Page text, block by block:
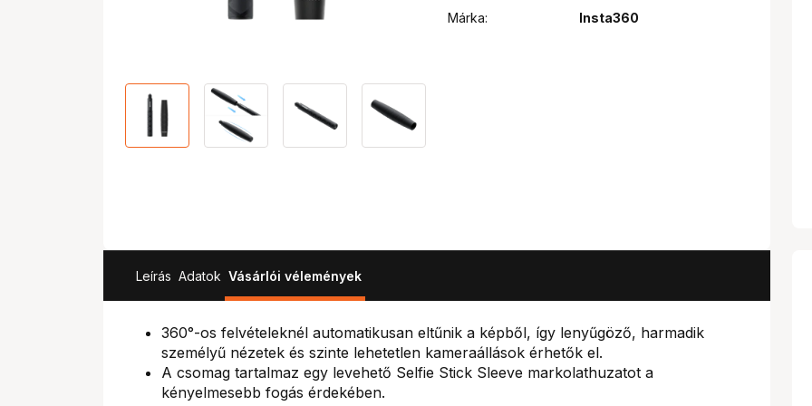
Márka:
Insta360
Leírás Adatok Vásárlói vélemények
360°-os felvételeknél automatikusan eltűnik a képből, így lenyűgöző, harmadik
személyű nézetek és szinte lehetetlen kameraállások érhetők el.
A csomag tartalmaz egy levehető Selfie Stick Sleeve markolathuzatot a
kényelmesebb fogás érdekében.